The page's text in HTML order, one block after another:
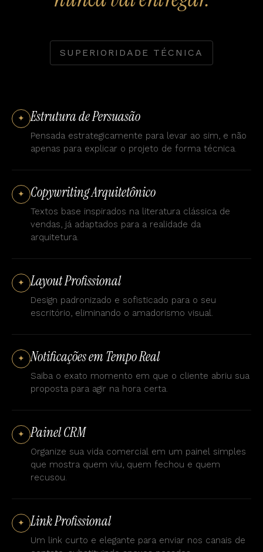
SUPERIORIDADE TÉCNICA
✦ Estrutura de Persuasão
Pensada estrategicamente para levar ao sim, e não
apenas para explicar o projeto de forma técnica.
✦ Copywriting Arquitetônico
Textos base inspirados na literatura clássica de
vendas, já adaptados para a realidade da
arquitetura.
✦ Layout Profissional
Design padronizado e sofisticado para o seu
escritório, eliminando o amadorismo visual.
✦ Notificações em Tempo Real
Saiba o exato momento em que o cliente abriu sua
proposta para agir na hora certa.
✦ Painel CRM
Organize sua vida comercial em um painel simples
que mostra quem viu, quem fechou e quem
recusou.
✦ Link Profissional
Um link curto e elegante para enviar nos canais de